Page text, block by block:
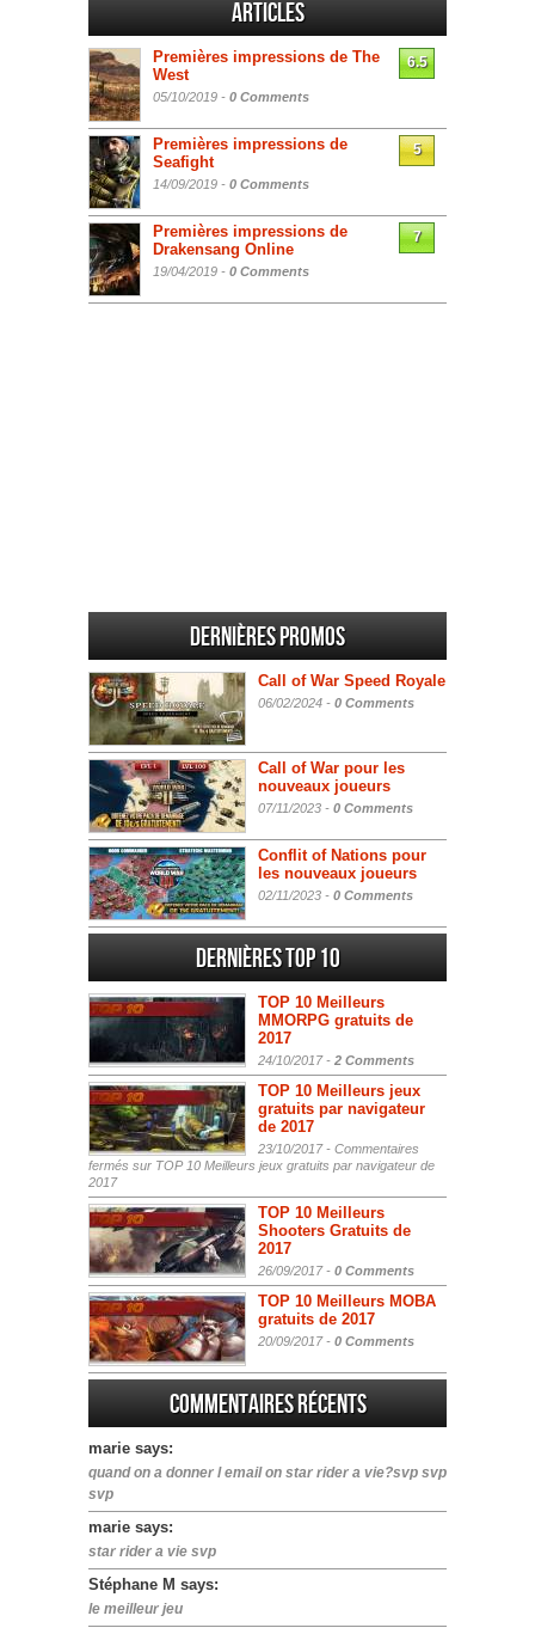
Articles
Premières impressions de The
West
05/10/2019 - 0 Comments
6.5
Premières impressions de
Seafight
14/09/2019 - 0 Comments
5
Premières impressions de
Drakensang Online
19/04/2019 - 0 Comments
7
Dernières promos
Call of War Speed Royale
06/02/2024 - 0 Comments
Call of War pour les
nouveaux joueurs
07/11/2023 - 0 Comments
Conflit of Nations pour
les nouveaux joueurs
02/11/2023 - 0 Comments
Dernières Top 10
TOP 10 Meilleurs
MMORPG gratuits de
2017
24/10/2017 - 2 Comments
TOP 10 Meilleurs jeux
gratuits par navigateur
de 2017
23/10/2017 - Commentaires
fermés sur TOP 10 Meilleurs jeux gratuits par navigateur de
2017
TOP 10 Meilleurs
Shooters Gratuits de
2017
26/09/2017 - 0 Comments
TOP 10 Meilleurs MOBA
gratuits de 2017
20/09/2017 - 0 Comments
Commentaires récents
marie says:
quand on a donner l email on star rider a vie?svp svp
svp
marie says:
star rider a vie svp
Stéphane M says:
le meilleur jeu